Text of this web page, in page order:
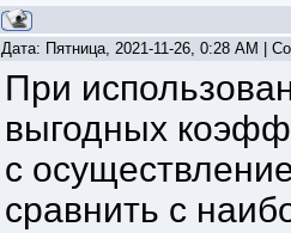
Дата: Пятница, 2021-11-26, 0:28 AM |
При
выгодных
с
сравнить с